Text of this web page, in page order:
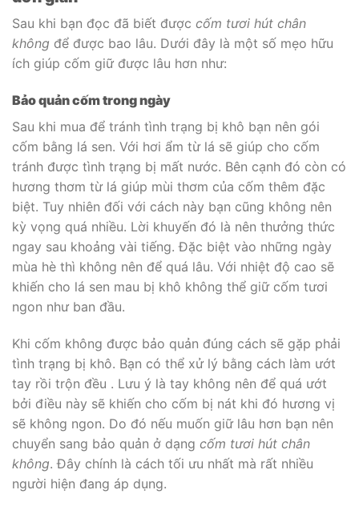
Sau khi bạn đọc đã biết được cốm tươi hút chân
không để được bao lâu. Dưới đây là một số mẹo hữu
ích giúp cốm giữ được lâu hơn như:
Bảo quản cốm trong ngày
Sau khi mua để tránh tình trạng bị khô bạn nên gói
cốm bằng lá sen. Với hơi ẩm từ lá sẽ giúp cho cốm
tránh được tình trạng bị mất nước. Bên cạnh đó còn có
hương thơm từ lá giúp mùi thơm của cốm thêm đặc
biệt. Tuy nhiên đối với cách này bạn cũng không nên
kỳ vọng quá nhiều. Lời khuyến đó là nên thưởng thức
ngay sau khoảng vài tiếng. Đặc biệt vào những ngày
mùa hè thì không nên để quá lâu. Với nhiệt độ cao sẽ
khiến cho lá sen mau bị khô không thể giữ cốm tươi
ngon như ban đầu.
Khi cốm không được bảo quản đúng cách sẽ gặp phải
tình trạng bị khô. Bạn có thể xử lý bằng cách làm ướt
tay rồi trộn đều . Lưu ý là tay không nên để quá ướt
bởi điều này sẽ khiến cho cốm bị nát khi đó hương vị
sẽ không ngon. Do đó nếu muốn giữ lâu hơn bạn nên
chuyển sang bảo quản ở dạng cốm tươi hút chân
không. Đây chính là cách tối ưu nhất mà rất nhiều
người hiện đang áp dụng.